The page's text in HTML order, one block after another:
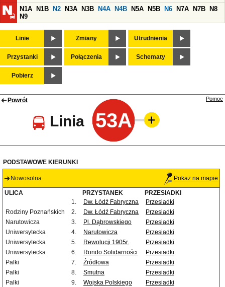
N1A
N1B N2 N3A N3B N4A N4B N5A N5B N6 N7A N7B
N8
N9
Linie Zmiany Utrudnienia
Przystanki Połączenia Schematy
Pobierz
Powrót
Linia 53A
Pomoc
PODSTAWOWE KIERUNKI
Nowosolna Pokaż na mapie
ULICA PRZYSTANEK
PRZESIADKI
1.
Dw. Łódź Fabryczna
Przesiadki
Rodziny Poznańskich
2. Dw. Łódź Fabryczna
Przesiadki
Narutowicza
3. Pl. Dąbrowskiego
Przesiadki
Uniwersytecka
4. Narutowicza
Przesiadki
Uniwersytecka
5. Rewolucji 1905r.
Przesiadki
Uniwersytecka
6. Rondo Solidarności
Przesiadki
Palki
7. Źródłowa
Przesiadki
Palki
8. Smutna
Przesiadki
Palki
9. Wojska Polskiego
Przesiadki